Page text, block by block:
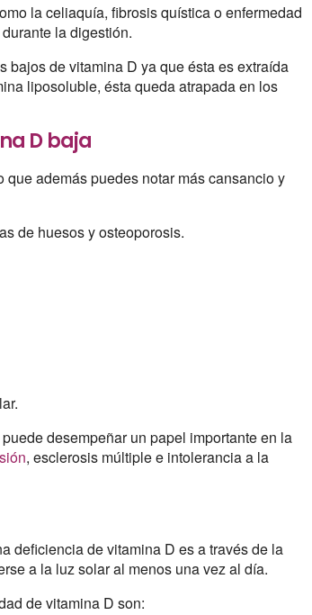
la celiaquía, fibrosis quística o enfermedad
la digestión.
bajos de vitamina D ya que ésta es extraída
liposoluble, ésta queda atrapada en los
D baja
además puedes notar más cansancio y
de huesos y osteoporosis.
desempeñar un papel importante en la
, esclerosis múltiple e intolerancia a la
deficiencia de vitamina D es a través de la
a la luz solar al menos una vez al día.
de vitamina D son: